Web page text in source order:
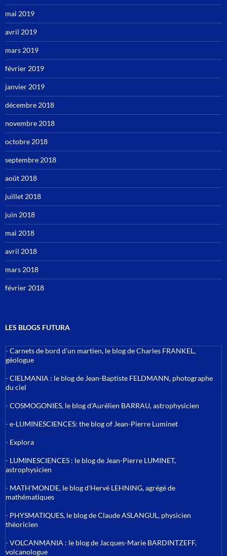
mai 2019
avril 2019
mars 2019
février 2019
janvier 2019
décembre 2018
novembre 2018
octobre 2018
septembre 2018
août 2018
juillet 2018
juin 2018
mai 2018
avril 2018
mars 2018
février 2018
LES BLOGS FUTURA
-Carnets de bord d’un martien, le blog de Charles FRANKEL,
géologue
-CIELMANIA : le blog de Jean-Baptiste FELDMANN, photographe
du ciel
-COSMOGONIES, le blog d'Aurélien BARRAU, astrophysicien
-e-LUMINESCIENCES: the blog of Jean-Pierre Luminet
- Explora
- LUMINESCIENCES : le blog de Jean-Pierre LUMINET,
astrophysicien
- MATH'MONDE, le blog d'Hervé LEHNING, agrégé de
mathématiques
- PHYSMATIQUES, le blog de Claude ASLANGUL, physicien
théoricien
-VOLCANMANIA : le blog de Jacques-Marie BARDINTZEFF,
volcanologue